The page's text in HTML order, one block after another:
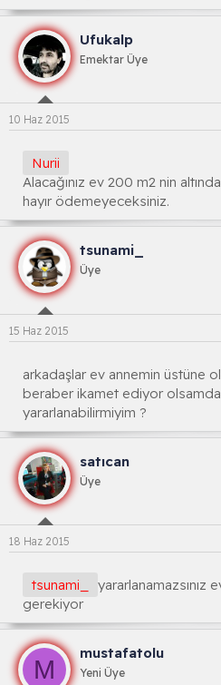
Ufukalp
Emektar Üye
10 Haz 2015
Nurii
Alacağınız ev 200 m2 nin
hayır ödemeyeceksiniz.
tsunami_
Üye
15 Haz 2015
arkadaşlar ev annemin üstüne
beraber ikamet ediyor
yararlanabilirmiyim ?
satıcan
Üye
18 Haz 2015
tsunami_
yararlanamazsınız
gerekiyor
M
mustafatolu
Yeni Üye